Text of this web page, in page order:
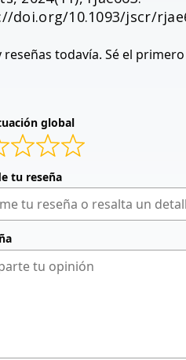
doi.org/10.1093/jscr/
reseñas todavía. Sé el
global
tu reseña